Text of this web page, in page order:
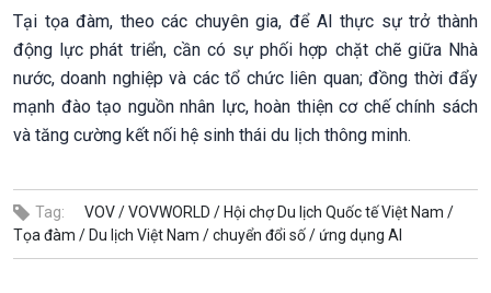
Tại tọa đàm, theo các chuyên gia, để AI thực sự trở thành
động lực phát triển, cần có sự phối hợp chặt chẽ giữa Nhà
nước, doanh nghiệp và các tổ chức liên quan; đồng thời đẩy
mạnh đào tạo nguồn nhân lực, hoàn thiện cơ chế chính sách
và tăng cường kết nối hệ sinh thái du lịch thông minh.
Tag: VOV /VOVWORLD / Hội chợ Du lịch Quốc tế Việt Nam /
Tọa đàm / Du lịch Việt Nam /chuyển đổi số / ứng dụng AI